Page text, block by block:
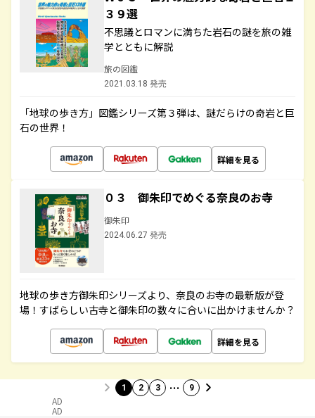
３９選
不思議とロマンに満ちた岩石の謎を旅の雑
学とともに解説
旅の図鑑
2021.03.18 発売
「地球の歩き方」図鑑シリーズ第３弾は、謎だらけの奇岩と巨
石の世界！
詳細を見る
０３ 御朱印でめぐる奈良のお寺
御朱印
2024.06.27 発売
地球の歩き方御朱印シリーズより、奈良のお寺の最新版が登
場！すばらしい古寺と御朱印の数々に合いに出かけませんか？
詳細を見る
1 2 3 … 9
AD
AD